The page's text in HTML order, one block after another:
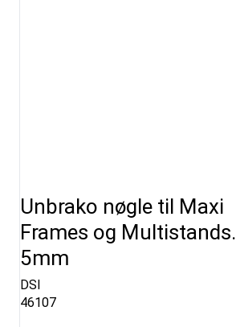
Unbrako nøgle til Maxi
Frames og Multistands.
5mm
DSI
46107